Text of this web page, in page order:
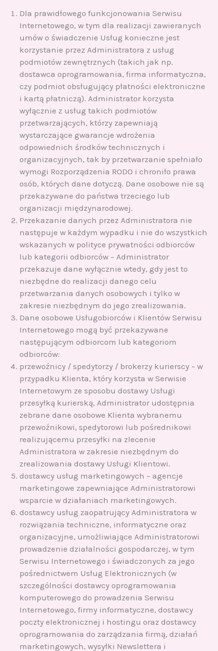
Dla prawidłowego funkcjonowania Serwisu
Internetowego, w tym dla realizacji zawieranych
umów o świadczenie Usług konieczne jest
korzystanie przez Administratora z usług
podmiotów zewnętrznych (takich jak np.
dostawca oprogramowania, firma informatyczna,
czy podmiot obsługujący płatności elektroniczne
i kartą płatniczą). Administrator korzysta
wyłącznie z usług takich podmiotów
przetwarzających, którzy zapewniają
wystarczające gwarancje wdrożenia
odpowiednich środków technicznych i
organizacyjnych, tak by przetwarzanie spełniało
wymogi Rozporządzenia RODO i chroniło prawa
osób, których dane dotyczą. Dane osobowe nie są
przekazywane do państwa trzeciego lub
organizacji międzynarodowej.
Przekazanie danych przez Administratora nie
następuje w każdym wypadku i nie do wszystkich
wskazanych w polityce prywatności odbiorców
lub kategorii odbiorców – Administrator
przekazuje dane wyłącznie wtedy, gdy jest to
niezbędne do realizacji danego celu
przetwarzania danych osobowych i tylko w
zakresie niezbędnym do jego zrealizowania.
Dane osobowe Usługobiorców i Klientów Serwisu
Internetowego mogą być przekazywane
następującym odbiorcom lub kategoriom
odbiorców:
przewoźnicy / spedytorzy / brokerzy kurierscy – w
przypadku Klienta, który korzysta w Serwisie
Internetowym ze sposobu dostawy Usługi
przesyłką kurierską, Administrator udostępnia
zebrane dane osobowe Klienta wybranemu
przewoźnikowi, spedytorowi lub pośrednikowi
realizującemu przesyłki na zlecenie
Administratora w zakresie niezbędnym do
zrealizowania dostawy Usługi Klientowi.
dostawcy usług marketingowych – agencje
marketingowe zapewniające Administratorowi
wsparcie w działaniach marketingowych.
dostawcy usług zaopatrujący Administratora w
rozwiązania techniczne, informatyczne oraz
organizacyjne, umożliwiające Administratorowi
prowadzenie działalności gospodarczej, w tym
Serwisu Internetowego i świadczonych za jego
pośrednictwem Usług Elektronicznych (w
szczególności dostawcy oprogramowania
komputerowego do prowadzenia Serwisu
Internetowego, firmy informatyczne, dostawcy
poczty elektronicznej i hostingu oraz dostawcy
oprogramowania do zarządzania firmą, działań
marketingowych, wysyłki Newslettera i